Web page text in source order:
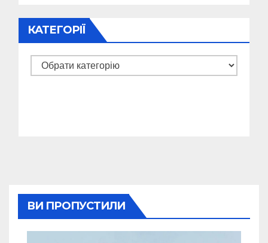
КАТЕГОРІЇ
Категорії
ВИ ПРОПУСТИЛИ